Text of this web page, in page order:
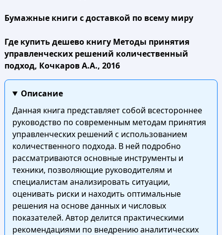
Бумажные книги с доставкой по всему миру
Где купить дешево книгу Методы принятия
управленческих решений количественный
подход, Кочкаров А.А., 2016
Описание
Данная книга представляет собой всестороннее
руководство по современным методам принятия
управленческих решений с использованием
количественного подхода. В ней подробно
рассматриваются основные инструменты и
техники, позволяющие руководителям и
специалистам анализировать ситуации,
оценивать риски и находить оптимальные
решения на основе данных и числовых
показателей. Автор делится практическими
рекомендациями по внедрению аналитических